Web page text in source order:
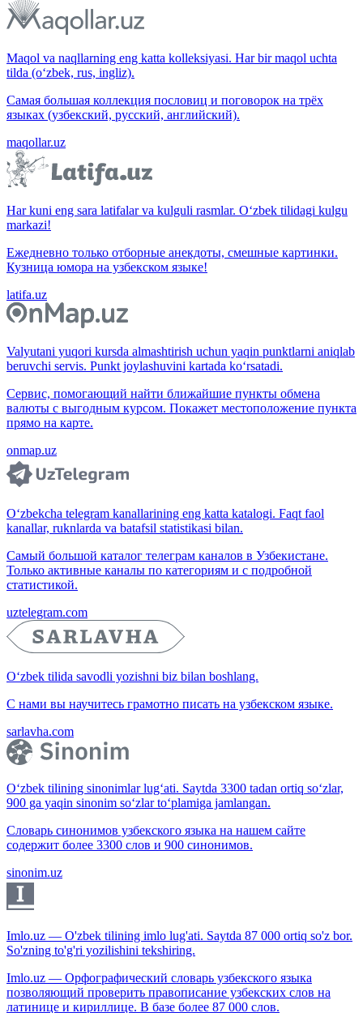
Maqol va naqllarning eng katta kolleksiyasi. Har bir maqol uchta
tilda (o‘zbek, rus, ingliz).
Самая большая коллекция пословиц и поговорок на трёх
языках (узбекский, русский, английский).
maqollar.uz
Har kuni eng sara latifalar va kulguli rasmlar. O‘zbek tilidagi kulgu
markazi!
Ежедневно только отборные анекдоты, смешные картинки.
Кузница юмора на узбекском языке!
latifa.uz
Valyutani yuqori kursda almashtirish uchun yaqin punktlarni aniqlab
beruvchi servis. Punkt joylashuvini kartada ko‘rsatadi.
Сервис, помогающий найти ближайшие пункты обмена
валюты с выгодным курсом. Покажет местоположение пункта
прямо на карте.
onmap.uz
O‘zbekcha telegram kanallarining eng katta katalogi. Faqt faol
kanallar, ruknlarda va batafsil statistikasi bilan.
Самый большой каталог телеграм каналов в Узбекистане.
Только активные каналы по категориям и с подробной
статистикой.
uztelegram.com
O‘zbek tilida savodli yozishni biz bilan boshlang.
С нами вы научитесь грамотно писать на узбекском языке.
sarlavha.com
O‘zbek tilining sinonimlar lug‘ati. Saytda 3300 tadan ortiq so‘zlar,
900 ga yaqin sinonim so‘zlar to‘plamiga jamlangan.
Словарь синонимов узбекского языка на нашем сайте
содержит более 3300 слов и 900 синонимов.
sinonim.uz
Imlo.uz — O'zbek tilining imlo lug'ati. Saytda 87 000 ortiq so'z bor.
So'zning to'g'ri yozilishini tekshiring.
Imlo.uz — Орфографический словарь узбекского языка
позволяющий проверить правописание узбекских слов на
латинице и кириллице. В базе более 87 000 слов.